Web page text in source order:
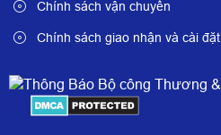
Chính sách vận chuyển
Chính sách giao nhận và cài đặt